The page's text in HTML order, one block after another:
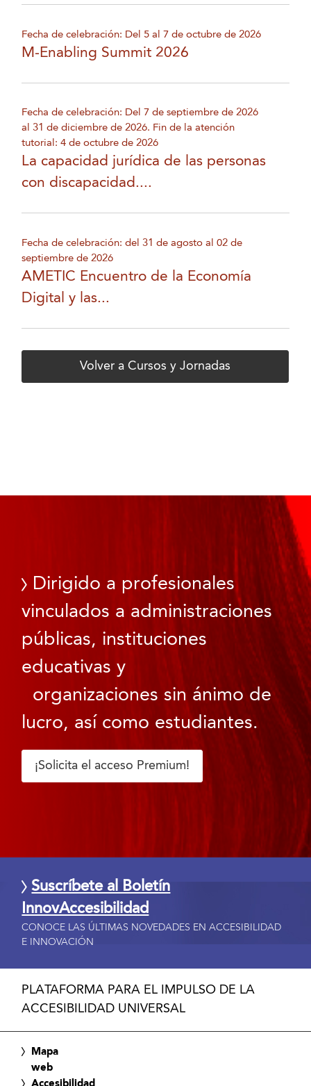
Fecha de celebración: Del 5 al 7 de octubre de 2026
M-Enabling Summit 2026
Fecha de celebración: Del 7 de septiembre de 2026
al 31 de diciembre de 2026. Fin de la atención
tutorial: 4 de octubre de 2026
La capacidad jurídica de las personas
con discapacidad....
Fecha de celebración: del 31 de agosto al 02 de
septiembre de 2026
AMETIC Encuentro de la Economía
Digital y las...
Volver a Cursos y Jornadas
Dirigido a profesionales
vinculados a administraciones
públicas, instituciones
educativas y
organizaciones sin ánimo de
lucro, así como estudiantes.
¡Solicita el acceso Premium!
Suscríbete al Boletín
InnovAccesibilidad
CONOCE LAS ÚLTIMAS NOVEDADES EN ACCESIBILIDAD
E INNOVACIÓN
PLATAFORMA PARA EL IMPULSO DE LA
ACCESIBILIDAD UNIVERSAL
Mapa
web
Accesibilidad